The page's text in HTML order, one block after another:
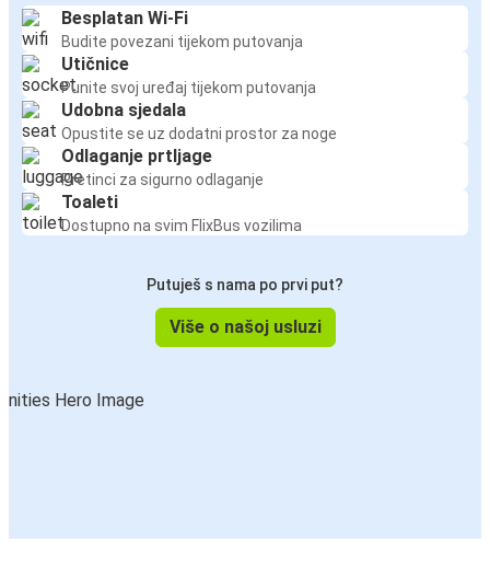
Besplatan Wi-Fi
Budite povezani tijekom putovanja
Utičnice
Punite svoj uređaj tijekom putovanja
Udobna sjedala
Opustite se uz dodatni prostor za noge
Odlaganje prtljage
Pretinci za sigurno odlaganje
Toaleti
Dostupno na svim FlixBus vozilima
Putuješ s nama po prvi put?
Više o našoj usluzi